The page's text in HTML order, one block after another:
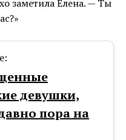
заметила Елена. — Ты
девушки,
пора на